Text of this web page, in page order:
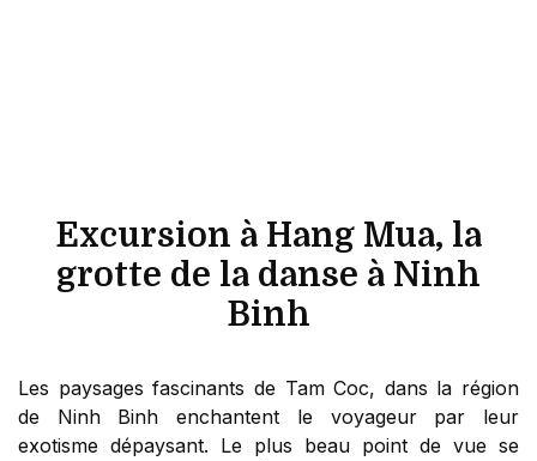
Excursion à Hang Mua, la
grotte de la danse à Ninh
Binh
Les paysages fascinants de Tam Coc, dans la région
de Ninh Binh enchantent le voyageur par leur
exotisme dépaysant. Le plus beau point de vue se